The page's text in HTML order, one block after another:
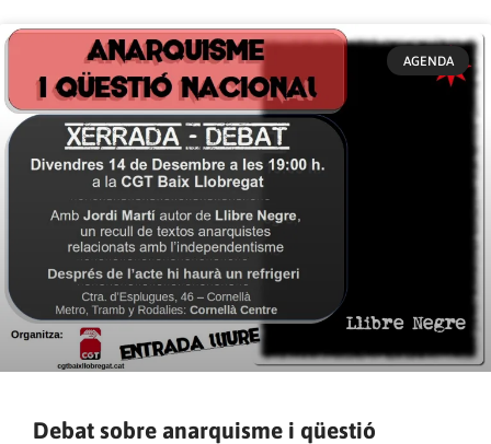
AGENDA
Debat sobre anarquisme i qüestió